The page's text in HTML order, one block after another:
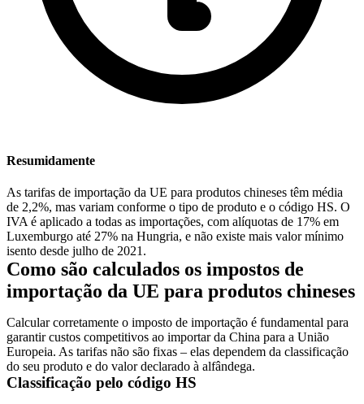
Resumidamente
As tarifas de importação da UE para produtos chineses têm média
de 2,2%, mas variam conforme o tipo de produto e o código HS. O
IVA é aplicado a todas as importações, com alíquotas de 17% em
Luxemburgo até 27% na Hungria, e não existe mais valor mínimo
isento desde julho de 2021.
Como são calculados os impostos de
importação da UE para produtos chineses
Calcular corretamente o imposto de importação é fundamental para
garantir custos competitivos ao importar da China para a União
Europeia. As tarifas não são fixas – elas dependem da classificação
do seu produto e do valor declarado à alfândega.
Classificação pelo código HS